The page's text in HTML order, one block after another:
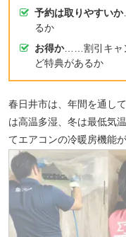
予約は取りやすいか
るか
お得か……割引キャ
ど特典があるか
春日井市は、年間を通し
は高温多湿、冬は最低気
てエアコンの冷暖房機能